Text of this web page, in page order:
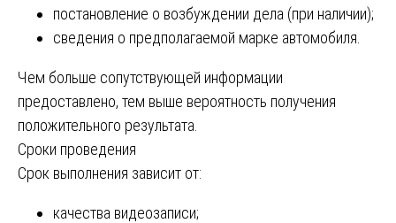
постановление о возбуждении дела (при наличии);
сведения о предполагаемой марке автомобиля.
Чем больше сопутствующей информации
предоставлено, тем выше вероятность получения
положительного результата.
Сроки проведения
Срок выполнения зависит от:
качества видеозаписи;